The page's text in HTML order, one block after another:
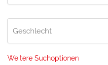
Weitere Suchoptionen